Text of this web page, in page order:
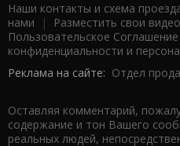
Наши контакты и схема
нами | Разместить свои
Пользовательское Соглашение
конфиденциальности и
Реклама на сайте: Отдел
Оставляя комментарий,
содержание и тон Вашего
реальных людей,